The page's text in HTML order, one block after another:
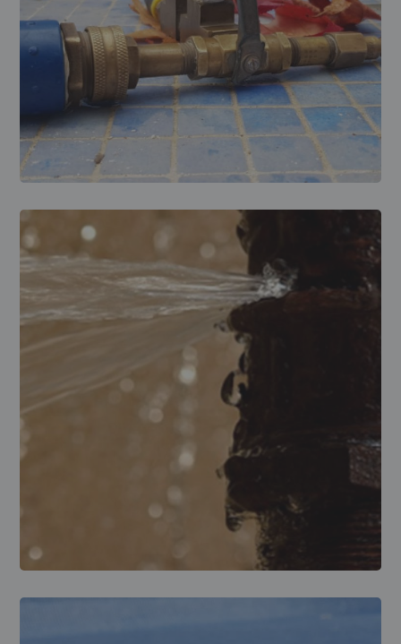
LOCALIZACIÓN DE FUGAS
Localización de fuga
en vaso
LOCALIZACIÓN DE FUGAS
Localización de fuga
en tubos